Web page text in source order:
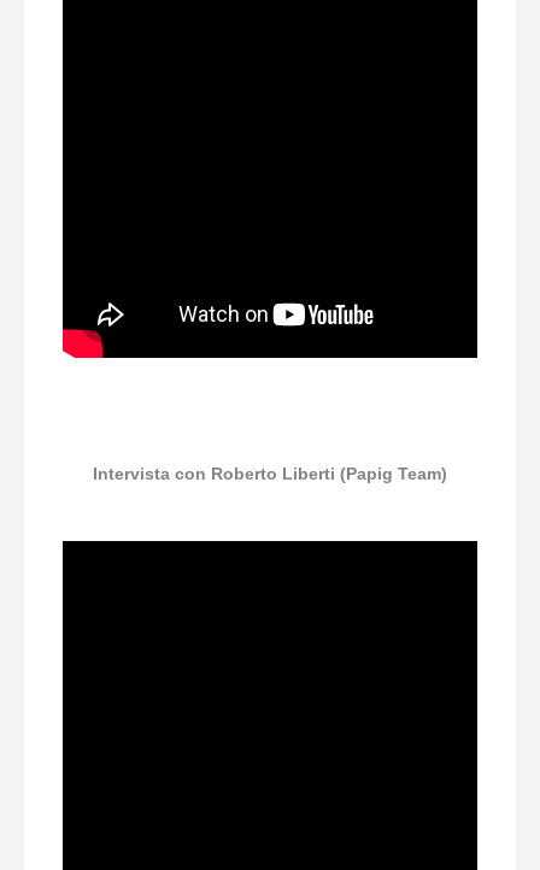
Intervista con Roberto Liberti (Papig Team)